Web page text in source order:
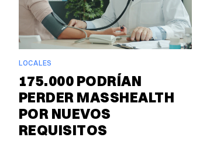
LOCALES
175.000 PODRÍAN
PERDER MASSHEALTH
POR NUEVOS
REQUISITOS